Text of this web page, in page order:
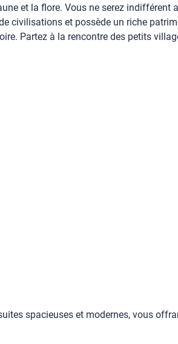
et la flore. Vous ne serez
civilisations et possède un riche
Partez à la rencontre des petits
spacieuses et modernes, vous